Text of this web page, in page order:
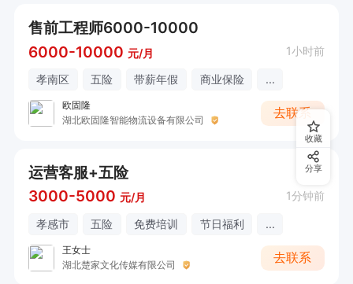
售前工程师6000-10000
6000-10000 元/月 1小时前
孝南区 五险 带薪年假 商业保险 ...
欧固隆
湖北欧固隆智能物流设备有限公司
去联系
运营客服+五险
3000-5000 元/月 1分钟前
孝感市 五险 免费培训 节日福利 ...
王女士
湖北楚家文化传媒有限公司
去联系
收藏
分享